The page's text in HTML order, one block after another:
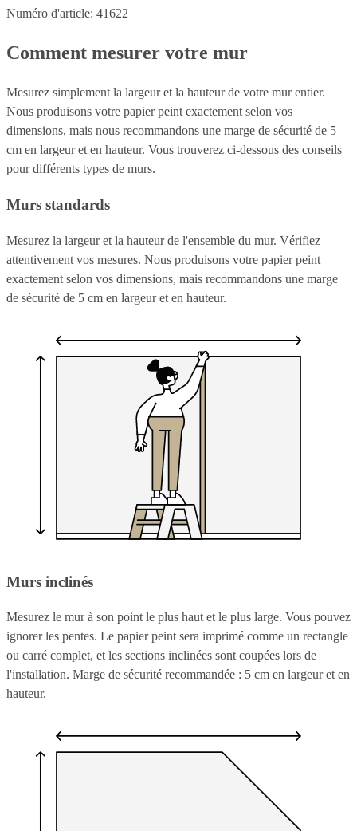
Numéro d'article: 41622
Comment mesurer votre mur
Mesurez simplement la largeur et la hauteur de votre mur entier.
Nous produisons votre papier peint exactement selon vos
dimensions, mais nous recommandons une marge de sécurité de 5
cm en largeur et en hauteur. Vous trouverez ci-dessous des conseils
pour différents types de murs.
Murs standards
Mesurez la largeur et la hauteur de l'ensemble du mur. Vérifiez
attentivement vos mesures. Nous produisons votre papier peint
exactement selon vos dimensions, mais recommandons une marge
de sécurité de 5 cm en largeur et en hauteur.
Murs inclinés
Mesurez le mur à son point le plus haut et le plus large. Vous pouvez
ignorer les pentes. Le papier peint sera imprimé comme un rectangle
ou carré complet, et les sections inclinées sont coupées lors de
l'installation. Marge de sécurité recommandée : 5 cm en largeur et en
hauteur.